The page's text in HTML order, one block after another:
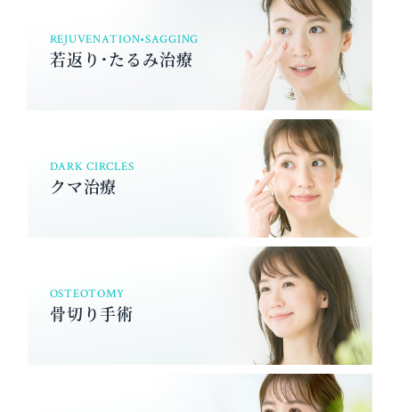
REJUVENATION•SAGGING
若返り･たるみ治療
DARK CIRCLES
クマ治療
OSTEOTOMY
骨切り手術